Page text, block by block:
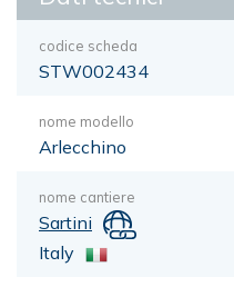
codice scheda
STW002434
nome modello
Arlecchino
nome cantiere
Sartini
Italy